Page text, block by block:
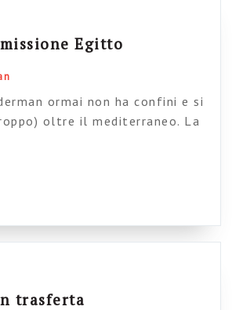
Egitto
ormai non ha confini e si
oltre il mediterraneo. La
in incognito, come
punti elenco e animazioni
trasferta